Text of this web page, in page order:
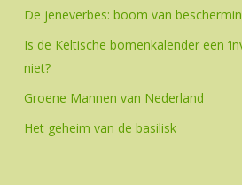
De jeneverbes: boom van
Is de Keltische bomenkalender een
niet?
Groene Mannen van Nederland
Het geheim van de basilisk